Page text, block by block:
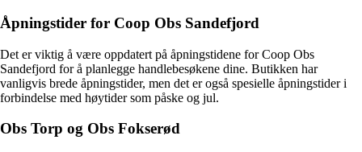
Åpningstider for Coop Obs Sandefjord
Det er viktig å være oppdatert på åpningstidene for Coop Obs
Sandefjord for å planlegge handlebesøkene dine. Butikken har
vanligvis brede åpningstider, men det er også spesielle åpningstider i
forbindelse med høytider som påske og jul.
Obs Torp og Obs Fokserød